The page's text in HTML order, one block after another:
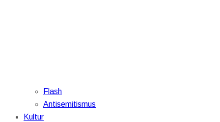
Flash
Antisemitismus
Kultur